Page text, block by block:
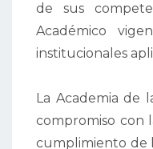
de sus
Académico
institucionales
La Academia de
compromiso con
cumplimiento de